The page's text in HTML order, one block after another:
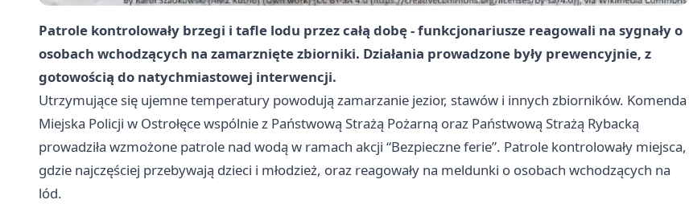
Patrole kontrolowały brzegi i tafle lodu przez całą dobę - funkcjonariusze reagowali na sygnały o
osobach wchodzących na zamarznięte zbiorniki. Działania prowadzone były prewencyjnie, z
gotowością do natychmiastowej interwencji.
Utrzymujące się ujemne temperatury powodują zamarzanie jezior, stawów i innych zbiorników. Komenda
Miejska Policji w Ostrołęce wspólnie z Państwową Strażą Pożarną oraz Państwową Strażą Rybacką
prowadziła wzmożone patrole nad wodą w ramach akcji “Bezpieczne ferie”. Patrole kontrolowały miejsca,
gdzie najczęściej przebywają dzieci i młodzież, oraz reagowały na meldunki o osobach wchodzących na
lód.